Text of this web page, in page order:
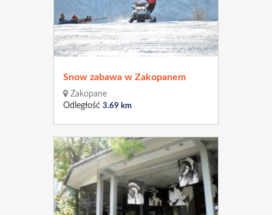
Snow zabawa w Zakopanem
Zakopane
Odległość 3.69 km